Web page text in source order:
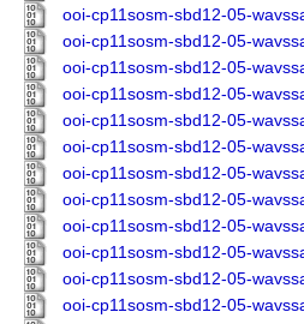
ooi-cp11sosm-sbd12-05-
ooi-cp11sosm-sbd12-05-
ooi-cp11sosm-sbd12-05-
ooi-cp11sosm-sbd12-05-
ooi-cp11sosm-sbd12-05-
ooi-cp11sosm-sbd12-05-
ooi-cp11sosm-sbd12-05-
ooi-cp11sosm-sbd12-05-
ooi-cp11sosm-sbd12-05-
ooi-cp11sosm-sbd12-05-
ooi-cp11sosm-sbd12-05-
ooi-cp11sosm-sbd12-05-